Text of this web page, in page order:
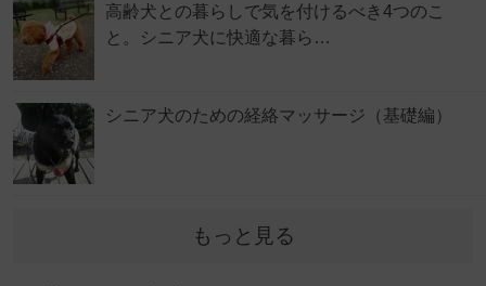
高齢犬との暮らしで気を付けるべき4つのこ
と。シニア犬に快適な暮ら…
シニア犬のための経絡マッサージ（基礎編）
もっと見る